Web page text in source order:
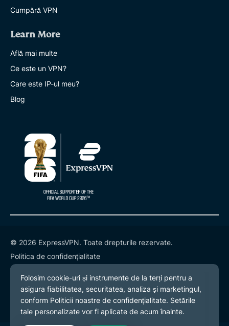
Cumpără VPN
Learn More
Află mai multe
Ce este un VPN?
Care este IP-ul meu?
Blog
© 2026 ExpressVPN. Toate drepturile rezervate.
Politica de confidențialitate
Termeni și condiții
Preferințe cookies